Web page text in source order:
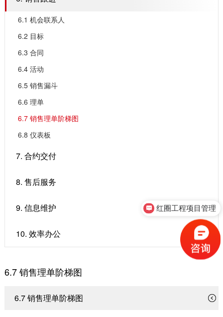
6.1 机会联系人
6.2 目标
6.3 合同
6.4 活动
6.5 销售漏斗
6.6 理单
6.7 销售理单阶梯图
6.8 仪表板
7. 合约交付
8. 售后服务
9. 信息维护
10. 效率办公
6.7 销售理单阶梯图
6.7 销售理单阶梯图
红圈工程项目管理
售前咨询